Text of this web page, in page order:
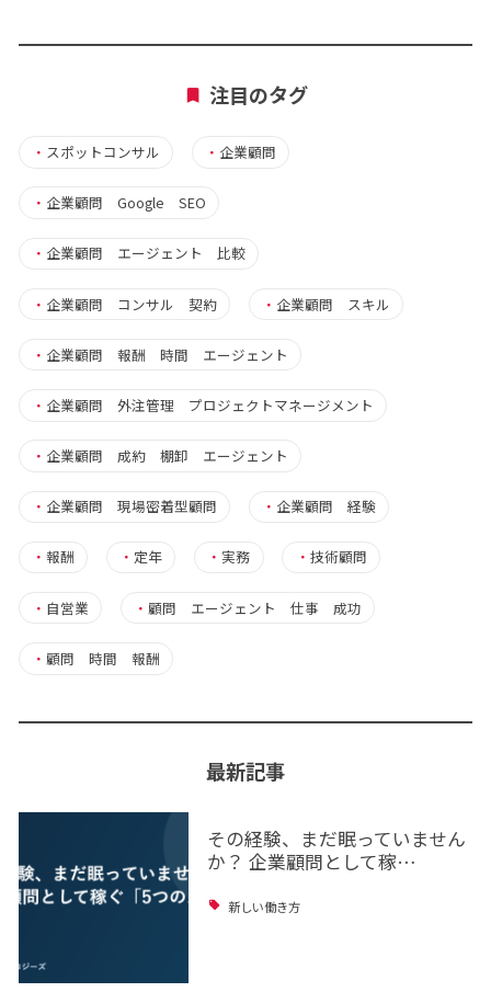
注目のタグ
・ スポットコンサル ・ 企業顧問
・ 企業顧問 Google SEO
・ 企業顧問 エージェント 比較
・ 企業顧問 コンサル 契約 ・ 企業顧問 スキル
・ 企業顧問 報酬 時間 エージェント
・ 企業顧問 外注管理 プロジェクトマネージメント
・ 企業顧問 成約 棚卸 エージェント
・ 企業顧問 現場密着型顧問 ・ 企業顧問 経験
・ 報酬 ・ 定年 ・ 実務 ・ 技術顧問
・ 自営業 ・ 顧問 エージェント 仕事 成功
・ 顧問 時間 報酬
最新記事
その経験、まだ眠っていません
か？ 企業顧問として稼…
新しい働き方